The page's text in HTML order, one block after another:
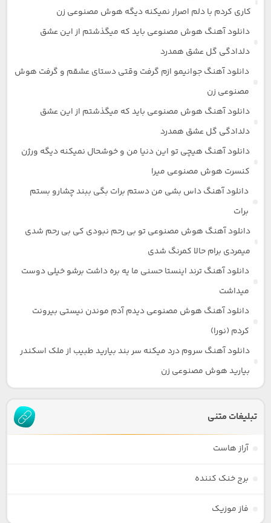
کاری کردم با دلم اصرار نمیکنه دیگه هوش مصنوعی زن
دانلود آهنگ هوش مصنوعی باید که میگذشتم از این عشق
دلدادگی گل عشق همدرد
دانلود آهنگ جوانیمو ازم گرفت وقتی دستای عشقم و گرفت هوش
مصنوعی زن
دانلود آهنگ هوش مصنوعی باید که میگذشتم از این عشق
دلدادگی گل عشق همدرد
دانلود آهنگ هیچی تو این دنیا من و خوشحال نمیکنه دیگه ورژن
کنسرت هوش مصنوعی میرا
دانلود آهنگ داس بشی من دستم برات بگی ببند چشارو بستم
برات
دانلود آهنگ هوش مصنوعی تو بی رحم نبودی کی بی رحم شدی
میمردی برام حالا کمرنگ شدی
دانلود آهنگ ترند اینستا حسنی ما یه بره داشت برشو خیلی دوست
میداشت
دانلود آهنگ هوش مصنوعی دیدم آدم موندن نیستی بیرونت
کردم (نورا)
دانلود آهنگ سروم درد میکنه سر بند بیارید طبیب از ملک اسکندر
بیارید هوش مصنوعی زن
تبلیغات متنی
آراز هاست
برج خنک کننده
فاز موزیک